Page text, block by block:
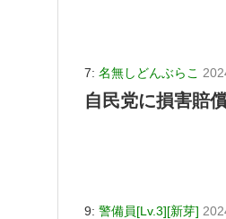
7: 名無しどんぶらこ
自民党に損害賠
9: 警備員[Lv.3][新芽]